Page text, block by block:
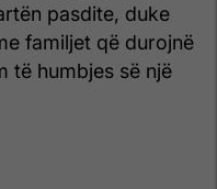
pasdite, duke
familjet që durojnë
të humbjes së një